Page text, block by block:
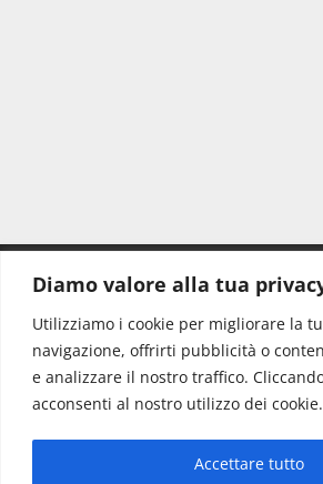
Diamo valore alla tua
Utilizziamo i cookie per migliorare la
navigazione, offrirti pubblicità o
e analizzare il nostro traffico.
acconsenti al nostro utilizzo dei cookie.
Accettare tutto
Redazione:
Direttore:
Info & Commerciale: